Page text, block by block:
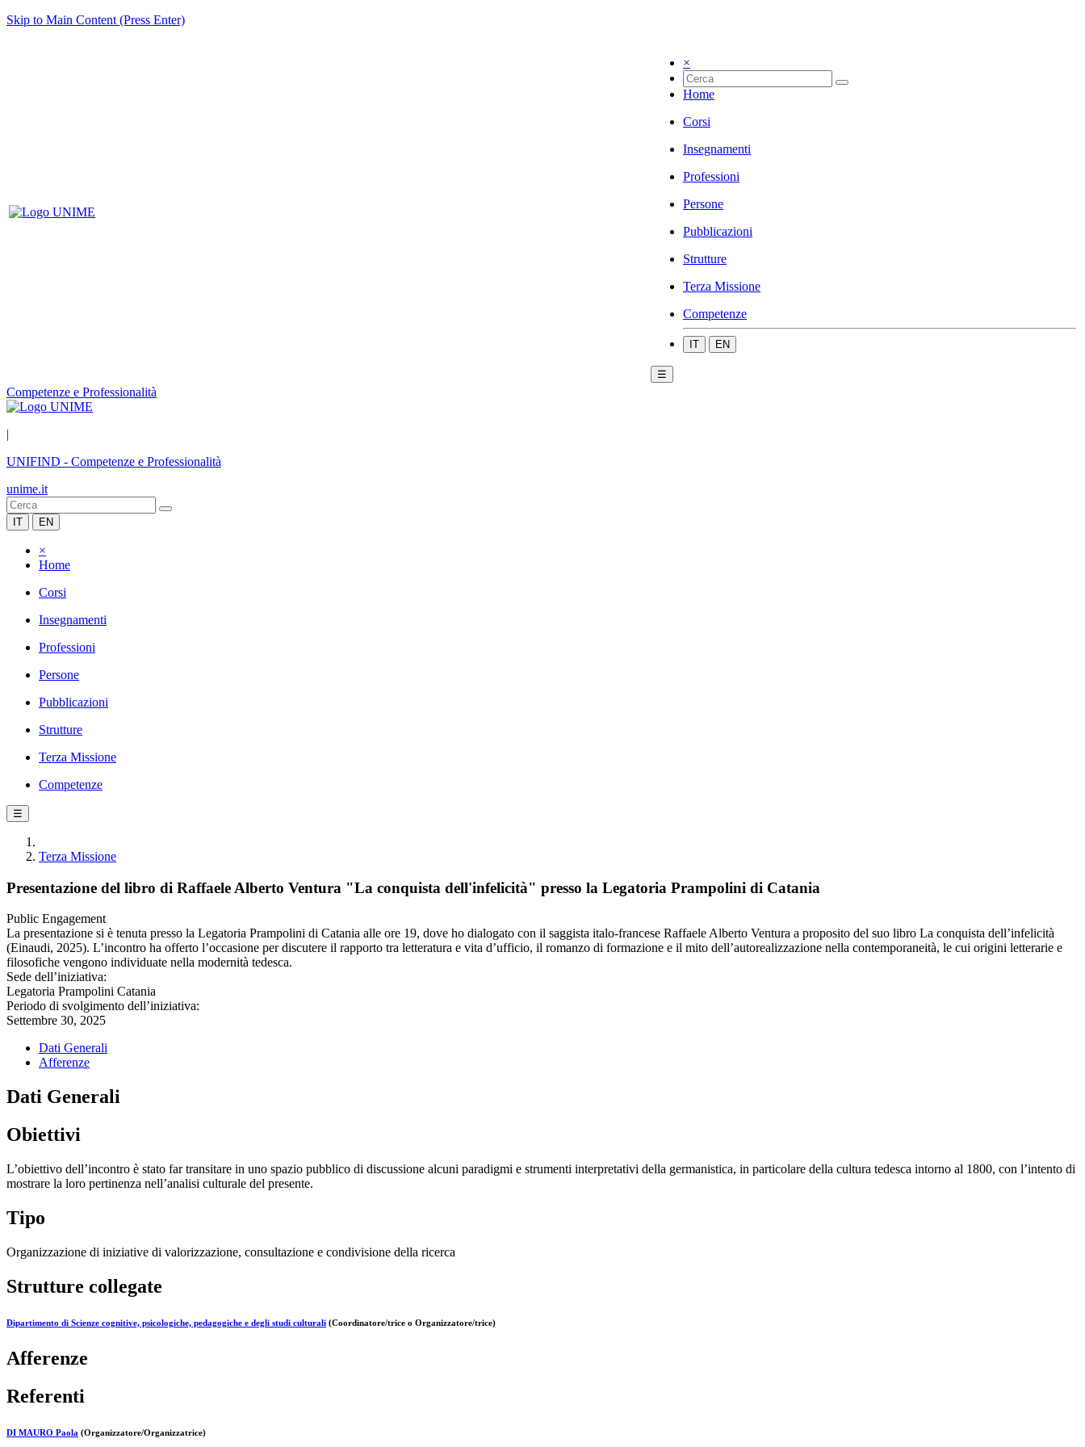
Skip to Main Content (Press Enter)
×
Home
Corsi
Insegnamenti
Professioni
Persone
Pubblicazioni
Strutture
Terza Missione
Competenze
IT EN
☰
Competenze e Professionalità
|
UNIFIND - Competenze e Professionalità
unime.it
IT EN
×
Home
Corsi
Insegnamenti
Professioni
Persone
Pubblicazioni
Strutture
Terza Missione
Competenze
☰
Terza Missione
Presentazione del libro di Raffaele Alberto Ventura "La conquista dell'infelicità" presso la Legatoria Prampolini di Catania
Public Engagement
La presentazione si è tenuta presso la Legatoria Prampolini di Catania alle ore 19, dove ho dialogato con il saggista italo-francese Raffaele Alberto Ventura a proposito del suo libro La conquista dell’infelicità
(Einaudi, 2025). L’incontro ha offerto l’occasione per discutere il rapporto tra letteratura e vita d’ufficio, il romanzo di formazione e il mito dell’autorealizzazione nella contemporaneità, le cui origini letterarie e
filosofiche vengono individuate nella modernità tedesca.
Sede dell’iniziativa:
Legatoria Prampolini Catania
Periodo di svolgimento dell’iniziativa:
Settembre 30, 2025
Dati Generali
Afferenze
Dati Generali
Obiettivi
L’obiettivo dell’incontro è stato far transitare in uno spazio pubblico di discussione alcuni paradigmi e strumenti interpretativi della germanistica, in particolare della cultura tedesca intorno al 1800, con l’intento di
mostrare la loro pertinenza nell’analisi culturale del presente.
Tipo
Organizzazione di iniziative di valorizzazione, consultazione e condivisione della ricerca
Strutture collegate
Dipartimento di Scienze cognitive, psicologiche, pedagogiche e degli studi culturali (Coordinatore/trice o Organizzatore/trice)
Afferenze
Referenti
DI MAURO Paola (Organizzatore/Organizzatrice)